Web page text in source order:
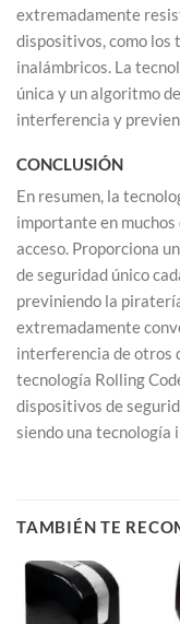
extremadamente
dispositivos, como los
inalámbricos. La
única y un algoritmo
interferencia y
CONCLUSIÓN
En resumen, la
importante en
acceso. Proporciona
de seguridad único
previniendo la
extremadamente
interferencia de otros
tecnología Rolling
dispositivos de
siendo una
TAMBIÉN TE